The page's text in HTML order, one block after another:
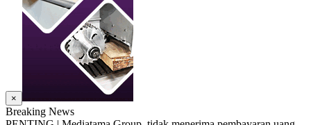
×
Breaking News